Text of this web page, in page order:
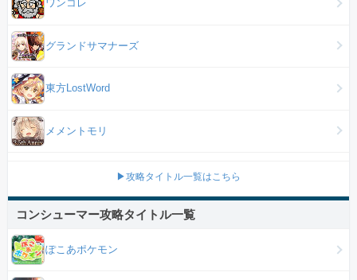
ワンコレ
グランドサマナーズ
東方LostWord
メメントモリ
▶攻略タイトル一覧はこちら
コンシューマー攻略タイトル一覧
ぽこあポケモン